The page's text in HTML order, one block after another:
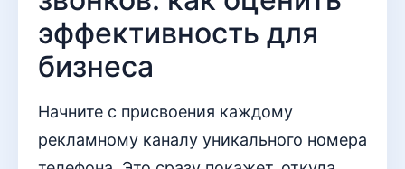
эффективность для
бизнеса
Начните с присвоения каждому
рекламному каналу уникального номера